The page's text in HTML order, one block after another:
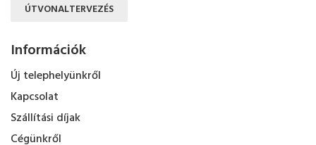
ÚTVONALTERVEZÉS
Információk
Új telephelyünkről
Kapcsolat
Szállítási díjak
Cégünkről